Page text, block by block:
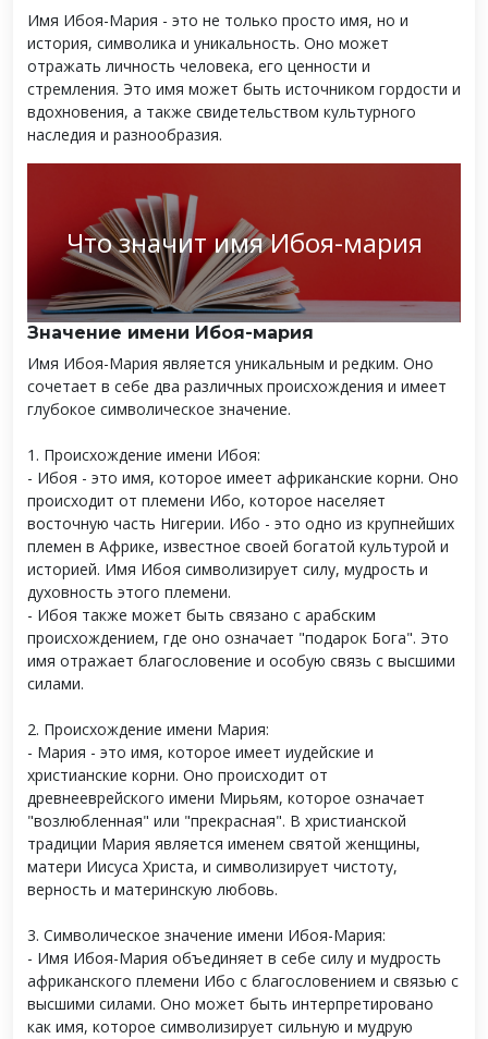
Имя Ибоя-Мария - это не только просто имя, но и
история, символика и уникальность. Оно может
отражать личность человека, его ценности и
стремления. Это имя может быть источником гордости и
вдохновения, а также свидетельством культурного
наследия и разнообразия.
Что значит имя Ибоя-мария
Значение имени Ибоя-мария
Имя Ибоя-Мария является уникальным и редким. Оно
сочетает в себе два различных происхождения и имеет
глубокое символическое значение.
1. Происхождение имени Ибоя:
- Ибоя - это имя, которое имеет африканские корни. Оно
происходит от племени Ибо, которое населяет
восточную часть Нигерии. Ибо - это одно из крупнейших
племен в Африке, известное своей богатой культурой и
историей. Имя Ибоя символизирует силу, мудрость и
духовность этого племени.
- Ибоя также может быть связано с арабским
происхождением, где оно означает "подарок Бога". Это
имя отражает благословение и особую связь с высшими
силами.
2. Происхождение имени Мария:
- Мария - это имя, которое имеет иудейские и
христианские корни. Оно происходит от
древнееврейского имени Мирьям, которое означает
"возлюбленная" или "прекрасная". В христианской
традиции Мария является именем святой женщины,
матери Иисуса Христа, и символизирует чистоту,
верность и материнскую любовь.
3. Символическое значение имени Ибоя-Мария:
- Имя Ибоя-Мария объединяет в себе силу и мудрость
африканского племени Ибо с благословением и связью с
высшими силами. Оно может быть интерпретировано
как имя, которое символизирует сильную и мудрую